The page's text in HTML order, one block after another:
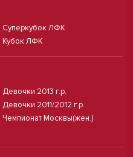
Суперкубок ЛФК
Кубок ЛФК
Девочки 2013 г.р.
Девочки 2011/2012 г.р.
Чемпионат Москвы(жен.)